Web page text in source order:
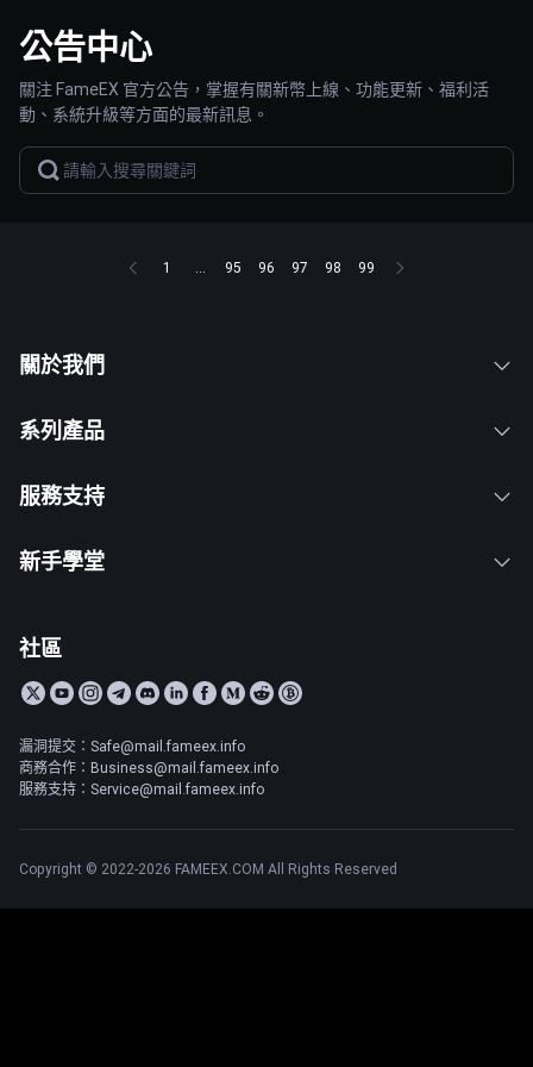
公告中心
關注 FameEX 官方公告，掌握有關新幣上線、功能更新、福利活
動、系統升級等方面的最新訊息。
1 ... 95 96 97 98 99
關於我們
系列產品
服務支持
新手學堂
社區
漏洞提交：Safe@mail.fameex.info
商務合作：Business@mail.fameex.info
服務支持：Service@mail.fameex.info
Copyright © 2022-2026 FAMEEX.COM All Rights Reserved